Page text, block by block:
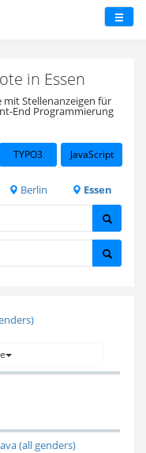
in Essen
mit Stellenanzeigen für
End Programmierung
TYPO3 JavaScript
Berlin Essen
(all genders)